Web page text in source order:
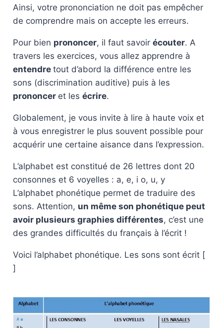
Ainsi, votre prononciation ne doit pas empêcher
de comprendre mais on accepte les erreurs.
Pour bien prononcer, il faut savoir écouter. A
travers les exercices, vous allez apprendre à
entendre tout d’abord la différence entre les
sons (discrimination auditive) puis à les
prononcer et les écrire.
Globalement, je vous invite à lire à haute voix et
à vous enregistrer le plus souvent possible pour
acquérir une certaine aisance dans l’expression.
L’alphabet est constitué de 26 lettres dont 20
consonnes et 6 voyelles : a, e, i o, u, y
L’alphabet phonétique permet de traduire des
sons. Attention, un même son phonétique peut
avoir plusieurs graphies différentes, c’est une
des grandes difficultés du français à l’écrit !
Voici l’alphabet phonétique. Les sons sont écrit [
]